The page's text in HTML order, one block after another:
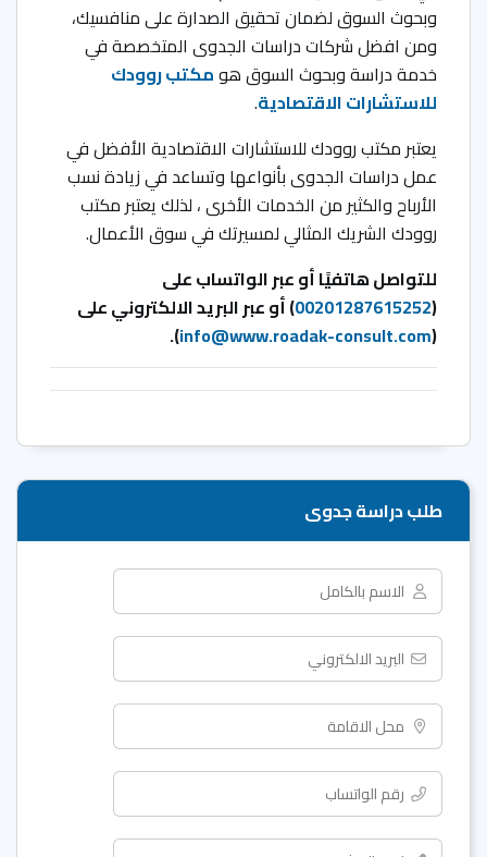
وبحوث السوق لضمان تحقيق الصدارة على منافسيك،
ومن افضل شركات دراسات الجدوى المتخصصة في
خدمة دراسة وبحوث السوق هومكتب روودك
للاستشارات الاقتصادية.
يعتبر مكتب روودك للاستشارات الاقتصادية الأفضل في
عمل دراسات الجدوى بأنواعها وتساعد في زيادة نسب
الأرباح والكثير من الخدمات الأخرى ، لذلك يعتبر مكتب
روودك الشريك المثالي لمسيرتك في سوق الأعمال.
للتواصل هاتفيًا أو عبر الواتساب على
00201287615252) أو عبر البريد الالكتروني على
info@www.roadak-consult.com
).
طلب دراسة جدوى